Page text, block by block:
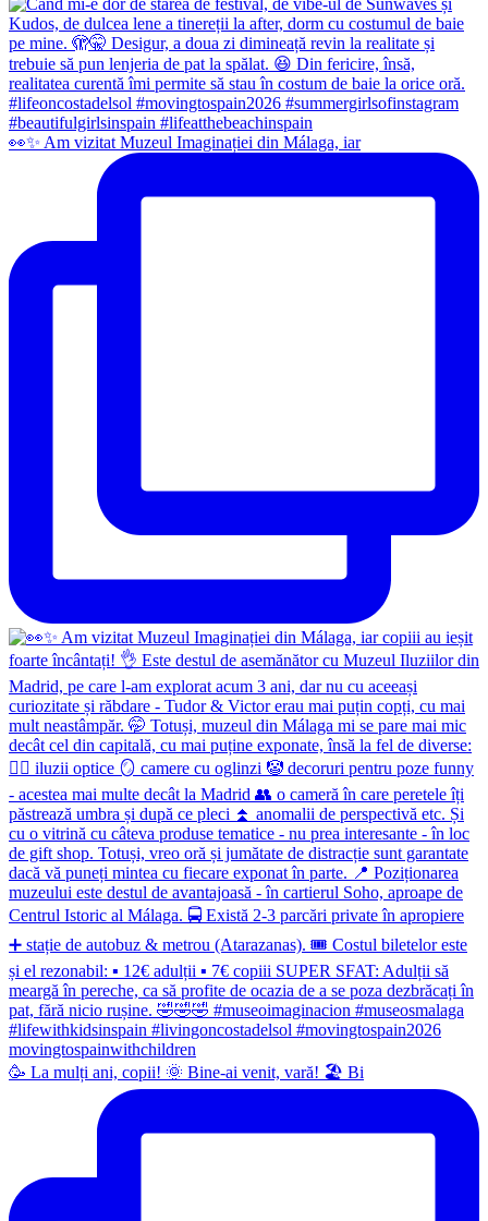
👀✨️ Am vizitat Muzeul Imaginației din Málaga, iar
🥳 La mulți ani, copii! 🌞 Bine-ai venit, vară! 🏖 Bi